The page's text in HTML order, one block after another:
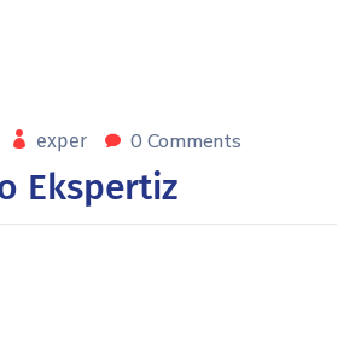
exper 0 Comments
Ekspertiz